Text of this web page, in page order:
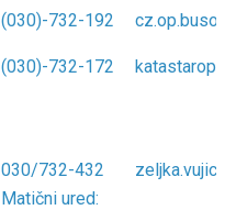
(030)-732-192
(030)-732-172
030/732-432
Matični ured: